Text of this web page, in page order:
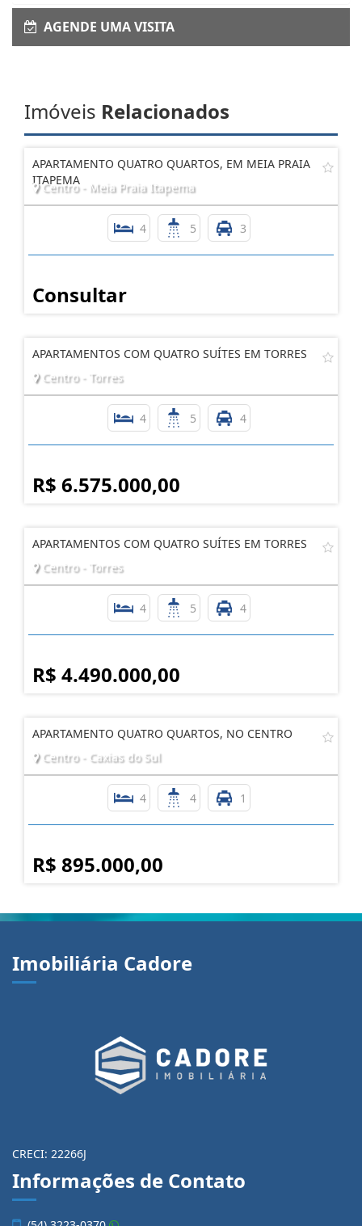
AGENDE UMA VISITA
Imóveis Relacionados
APARTAMENTO QUATRO QUARTOS, EM MEIA PRAIA
ITAPEMA
Centro - Meia Praia Itapema
4 5 3
Consultar
APARTAMENTOS COM QUATRO SUÍTES EM TORRES
Centro - Torres
4 5 4
R$ 6.575.000,00
APARTAMENTOS COM QUATRO SUÍTES EM TORRES
Centro - Torres
4 5 4
R$ 4.490.000,00
APARTAMENTO QUATRO QUARTOS, NO CENTRO
Centro - Caxias do Sul
4 4 1
R$ 895.000,00
Imobiliária Cadore
CRECI: 22266J
Informações de Contato